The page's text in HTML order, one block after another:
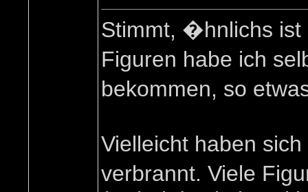
Stimmt, �hnlichs ist
Figuren habe ich
bekommen, so
Vielleicht haben
verbrannt. Viele